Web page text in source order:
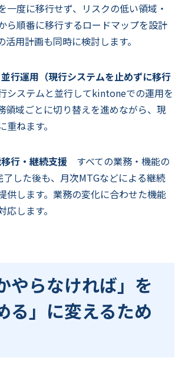
一度に移行せず、リスクの低い領域・
ら順番に移行するロードマップを設計
活用計画も同時に検討します。
行運用（現行システムを止めずに移行
システムと並行してkintoneでの運用を
領域ごとに切り替えを進めながら、現
ねます。
行・継続支援 すべての業務・機能の
した後も、月次MTGなどによる継続
供します。業務の変化に合わせた機能
します。
やらなければ」を
る」に変えるため